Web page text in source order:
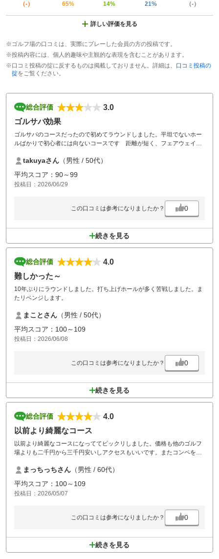
（-） 65% 14% 21% （-）
詳しい評価を見る
※ゴルフ場の口コミは、実際にプレーした会員の方の投稿です。
※投稿内容には、個人的趣味や主観的な表現を含むことがあります。
※口コミ投稿の掟に反するものは掲載しておりません。詳細は、 口コミ投稿の
掟をご覧ください。
総合評価
3.0
ゴルサバ効果
ゴルサバのコースだったので初めてラウンドしました。平坦でないホー
ルばかりで初心者には向ないコースです 距離が短く、フェアウェイも
takuyaさん （男性 / 50代）
平均スコア：90～99
投稿日：2026/06/29
この口コミは参考になりましたか？ 0
続きを見る
総合評価
4.0
難しかった～
10年ぶりにラウンドしました。打ち上げホールが多く苦戦しました。ま
たリベンジします。
まことさん （男性 / 50代）
平均スコア：100～109
投稿日：2026/06/08
この口コミは参考になりましたか？ 0
続きを見る
総合評価
4.0
以前より綺麗なコース
以前より綺麗なコースになっててビックリしました。価格も他のゴルフ
場よりも二千円から三千円安いしアクセスもいいです。またコンペを予
まっちっちさん （男性 / 60代）
平均スコア：100～109
投稿日：2026/05/07
この口コミは参考になりましたか？ 0
続きを見る